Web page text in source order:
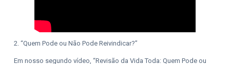
2. “Quem Pode ou Não Pode Reivindicar?”
Em nosso segundo vídeo, “Revisão da Vida Toda: Quem Pode ou